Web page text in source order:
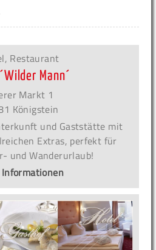
Restaurant
Mann´
Markt 1
Königstein
und Gaststätte mit
Extras, perfekt für
und Wanderurlaub!